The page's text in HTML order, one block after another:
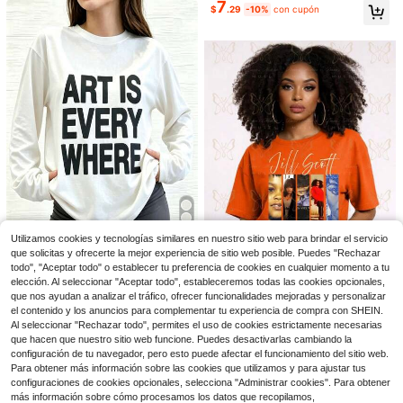
Ahorro de $12.50
Local Camiseta básica de cuello re
dondo para mujer, conjunto de vera
no de manga corta y fina para parej
as, top con estampado de camuflaj
e retro.
¡Casi agotado!
500+ vendidos
4-5 días hábiles
SHEIN Essnce Camiseta holgada de
mujer de cuello redondo, espalda d
escubierta y bajo asimétrico, 100%
algodón, adecuada para el verano
#3 Más vendidos
en Mezclas de algodón Tops, blusas y camisetas de
¡Casi agotado!
#3 Más vendidos
en Mezclas de algodón Tops, blusas y camisetas de
¡Casi agotado!
#3 Más vendidos
en Mezclas de algodón Tops, blusas y camisetas de
¡Casi agotado!
¡Casi agotado!
6.4k+ vendidos (1000+)
$9.19 -11%
28
Local NEW Camiseta gráfica Art Is E
verywhere, camiseta suave de cuel
lo redondo, ropa casual cómoda pa
ra verano, camiseta de algodón cas
ual para el día a día, camiseta unise
x con estampado de letras
$5.96 -85%
Free Shipping
as las estaciones, estilo retro vinta
oño, hogar, vuelta al colegio, festiv
al del oeste, cita dulce, vacacione
s, moda diaria
#2 Más vendidos
en Multicolor Camisetas De Mujer
$7.29 -10% con cupón
Local NEW Camiseta Unisex con Po
rtada del Álbum de Jill Scott | Top
Corto Suelto y Cómodo
$ 14.90 -75%
Free Shipping
Utilizamos cookies y tecnologías similares en nuestro sitio web para brindar el servicio
que solicitas y ofrecerte la mejor experiencia de sitio web posible. Puedes "Rechazar
todo", "Aceptar todo" o establecer tu preferencia de cookies en cualquier momento a tu
elección. Al seleccionar "Aceptar todo", estableceremos todas las cookies opcionales,
que nos ayudan a analizar el tráfico, ofrecer funcionalidades mejoradas y personalizar
el contenido y los anuncios para complementar tu experiencia de compra con SHEIN.
Al seleccionar "Rechazar todo", permites el uso de cookies estrictamente necesarias
que hacen que nuestro sitio web funcione. Puedes desactivarlas cambiando la
configuración de tu navegador, pero esto puede afectar el funcionamiento del sitio web.
Para obtener más información sobre las cookies que utilizamos y para ajustar tus
configuraciones de cookies opcionales, selecciona "Administrar cookies". Para obtener
más información sobre cómo procesamos los datos que recopilamos,